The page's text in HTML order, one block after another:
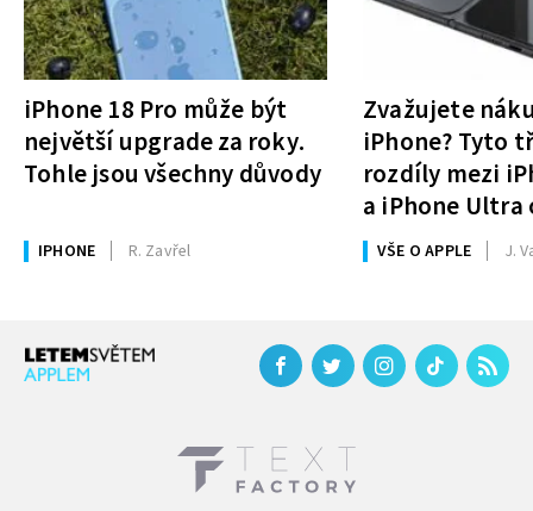
iPhone 18 Pro může být
největší upgrade za roky.
Tohle jsou všechny důvody
IPHONE R. Zavřel
Zvažujete
iPhone? Tyto
rozdíly mezi
a iPhone Ultra
rozhodnutí
VŠE O APPLE J.